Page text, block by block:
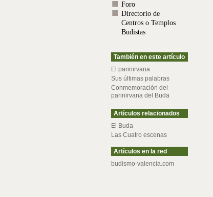
Foro
Directorio de
Centros o Templos
Budistas
También en este artículo
El parinirvana
Sus últimas palabras
Conmemoración del
parinirvana del Buda
Artículos relacionados
El Buda
Las Cuatro escenas
Artículos en la red
budismo-valencia.com